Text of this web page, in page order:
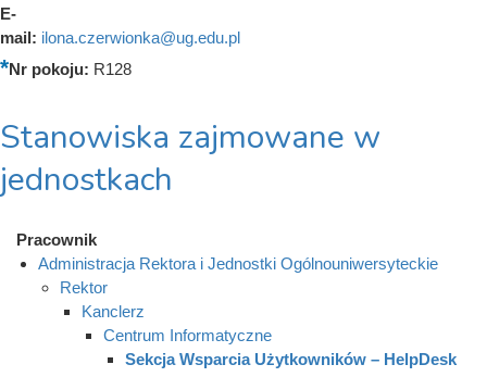
E-
mail: ilona.czerwionka@ug.edu.pl
Nr pokoju: R128
Stanowiska zajmowane w
jednostkach
Pracownik
Administracja Rektora i Jednostki Ogólnouniwersyteckie
Rektor
Kanclerz
Centrum Informatyczne
Sekcja Wsparcia Użytkowników – HelpDesk